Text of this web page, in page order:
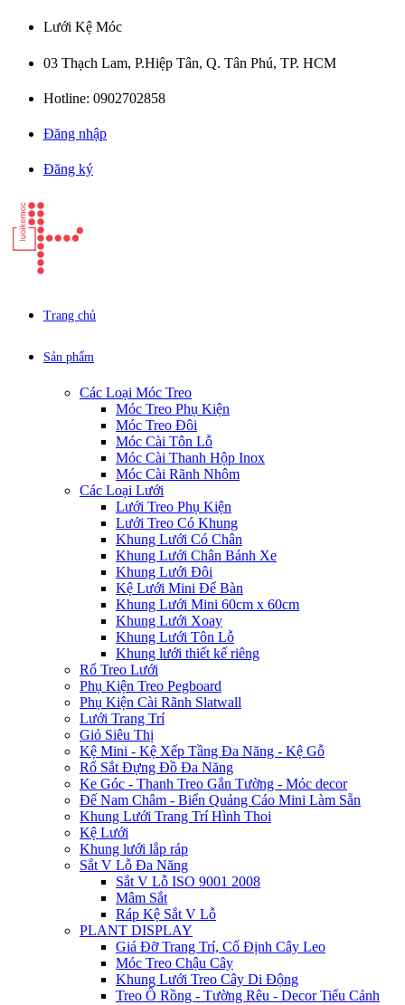
Lưới Kệ Móc
03 Thạch Lam, P.Hiệp Tân, Q. Tân Phú, TP. HCM
Hotline: 0902702858
Đăng nhập
Đăng ký
Trang chủ
Sản phẩm
Các Loại Móc Treo
Móc Treo Phụ Kiện
Móc Treo Đôi
Móc Cài Tôn Lỗ
Móc Cài Thanh Hộp Inox
Móc Cài Rãnh Nhôm
Các Loại Lưới
Lưới Treo Phụ Kiện
Lưới Treo Có Khung
Khung Lưới Có Chân
Khung Lưới Chân Bánh Xe
Khung Lưới Đôi
Kệ Lưới Mini Để Bàn
Khung Lưới Mini 60cm x 60cm
Khung Lưới Xoay
Khung Lưới Tôn Lỗ
Khung lưới thiết kế riêng
Rổ Treo Lưới
Phụ Kiện Treo Pegboard
Phụ Kiện Cài Rãnh Slatwall
Lưới Trang Trí
Giỏ Siêu Thị
Kệ Mini - Kệ Xếp Tầng Đa Năng - Kệ Gỗ
Rổ Sắt Đựng Đồ Đa Năng
Ke Góc - Thanh Treo Gắn Tường - Móc decor
Đế Nam Châm - Biển Quảng Cáo Mini Làm Sẵn
Khung Lưới Trang Trí Hình Thoi
Kệ Lưới
Khung lưới lắp ráp
Sắt V Lỗ Đa Năng
Sắt V Lỗ ISO 9001 2008
Mâm Sắt
Ráp Kệ Sắt V Lỗ
PLANT DISPLAY
Giá Đỡ Trang Trí, Cố Định Cây Leo
Móc Treo Chậu Cây
Khung Lưới Treo Cây Di Động
Treo Ổ Rồng - Tường Rêu - Decor Tiểu Cảnh